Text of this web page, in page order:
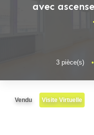
avec
3 pièce(s) •
Vendu Visite Virtuelle